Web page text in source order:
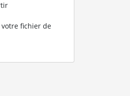
fichier de